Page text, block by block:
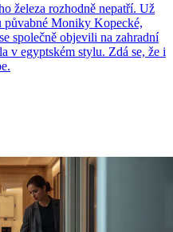
železa rozhodně nepatří. Už
půvabné Moniky Kopecké,
společně objevili na zahradní
v egyptském stylu. Zdá se, že i